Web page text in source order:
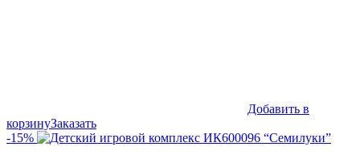
Добавить в
корзинуЗаказать
-15%